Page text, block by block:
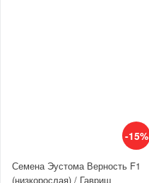
-15%
Семена Эустома Верность F1
(низкорослая) / Гавриш